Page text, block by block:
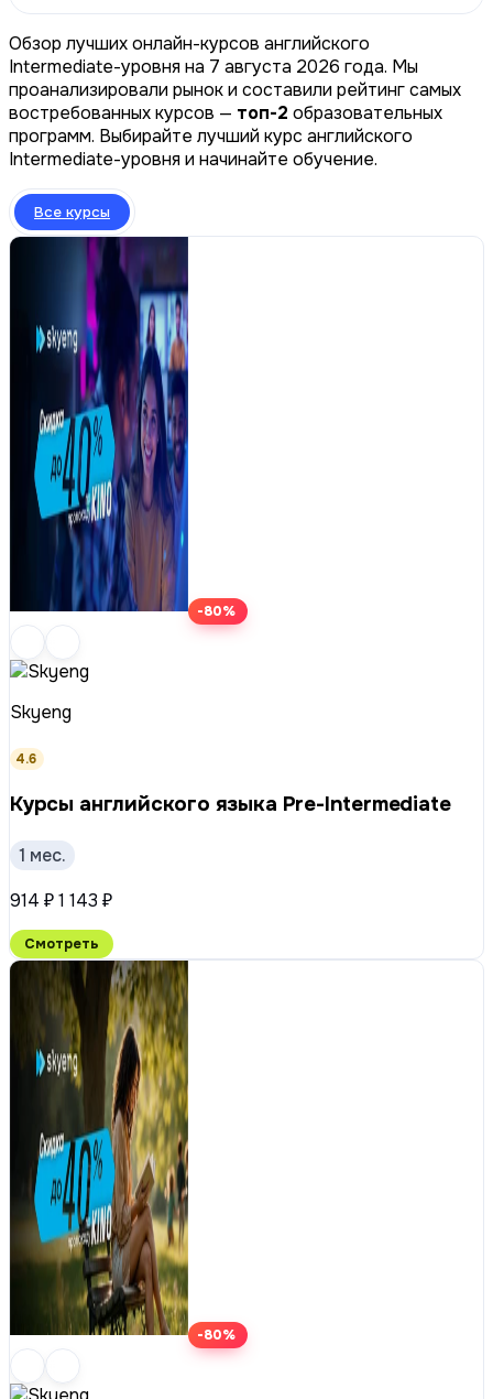
Обзор лучших онлайн-курсов английского
Intermediate-уровня на 7 августа 2026 года. Мы
проанализировали рынок и составили рейтинг самых
востребованных курсов — топ-2 образовательных
программ. Выбирайте лучший курс английского
Intermediate-уровня и начинайте обучение.
Все курсы
-80%
Skyeng
4.6
Курсы английского языка Pre-Intermediate
1 мес.
914 ₽1 143 ₽
Смотреть
-80%